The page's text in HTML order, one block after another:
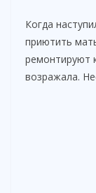
Когда
приютить
ремонтируют
возражала.